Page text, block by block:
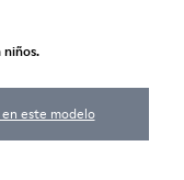
niños.
este modelo